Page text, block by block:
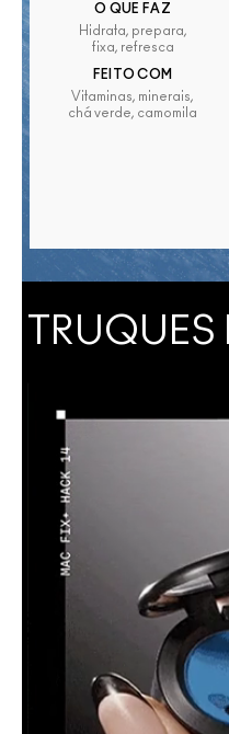
O QUE FAZ
Hidrata, prepara,
fixa, refresca
FEITO COM
Vitaminas, minerais,
chá verde, camomila